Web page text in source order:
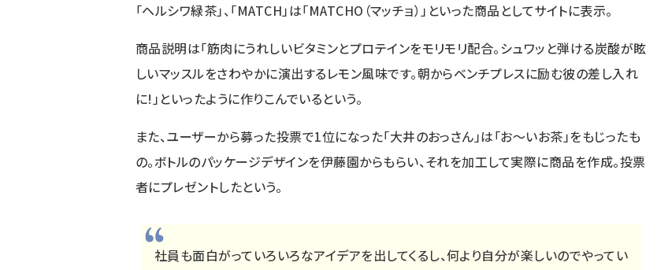
「ヘルシワ緑茶」、「MATCH」は「MATCHO（マッチョ）」といった商品としてサイトに表示。
商品説明は「筋肉にうれしいビタミンとプロテインをモリモリ配合。シュワッと弾ける炭酸が眩
しいマッスルをさわやかに演出するレモン風味です。朝からベンチプレスに励む彼の差し入れ
に!」といったように作りこんでいるという。
また、ユーザーから募った投票で1位になった「大井のおっさん」は「お～いお茶」をもじったも
の。ボトルのパッケージデザインを伊藤園からもらい、それを加工して実際に商品を作成。投票
者にプレゼントしたという。
社員も面白がっていろいろなアイデアを出してくるし、何より自分が楽しいのでやってい